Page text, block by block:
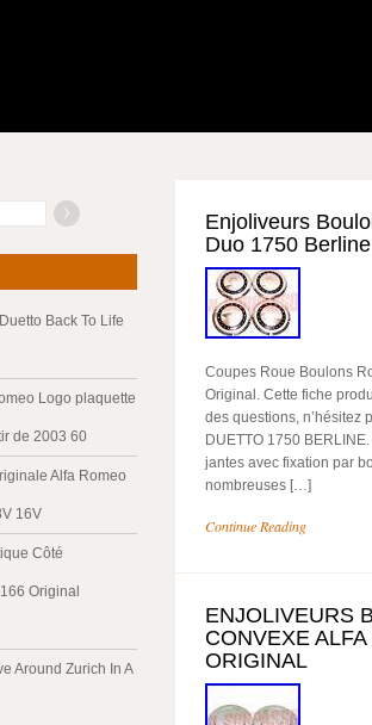
Enjoliveurs
Duo 1750
Coupes Roue Boulons
Original. Cette fiche
des questions, n’hésitez
DUETTO 1750
jantes avec fixation par
nombreuses […]
Continue Reading
ENJOLIVEURS
CONVEXE
ORIGINAL
Back To Life
Logo plaquette
de 2003 60
Alfa Romeo
16V
Côté
Original
Around Zurich In A